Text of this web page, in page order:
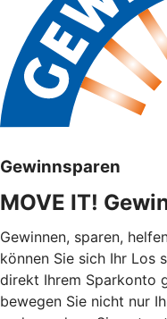
Gewinnsparen
MOVE IT!
Gewinnen, sparen,
können Sie sich Ihr Los
direkt Ihrem Sparkonto
bewegen Sie nicht nur